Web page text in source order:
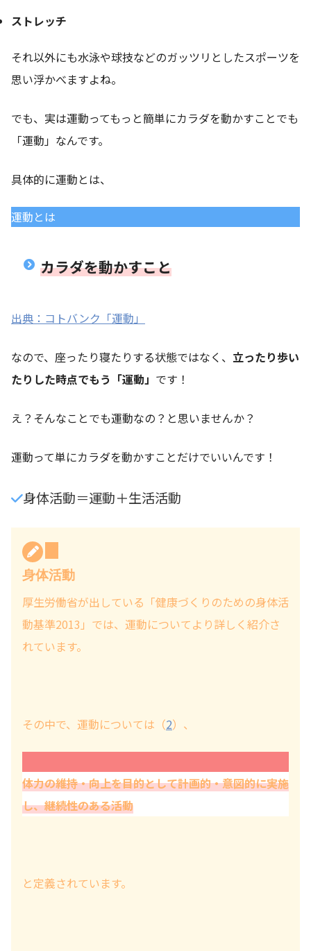
ストレッチ
それ以外にも水泳や球技などのガッツリとしたスポーツを
思い浮かべますよね。
でも、実は運動ってもっと簡単にカラダを動かすことでも
「運動」なんです。
具体的に運動とは、
運動とは
カラダを動かすこと
出典：コトバンク「運動」
なので、座ったり寝たりする状態ではなく、 立ったり歩い
たりした時点でもう「運動」 です！
え？そんなことでも運動なの？と思いませんか？
運動って単にカラダを動かすことだけでいいんです！
身体活動＝運動＋生活活動
身体活動
厚生労働省が出している「健康づくりのための身体活
動基準2013」では、運動についてより詳しく紹介さ
れています。
その中で、運動については（2）、
体力の維持・向上を目的として計画的・意図的に実施
し、継続性のある活動
と定義されています。